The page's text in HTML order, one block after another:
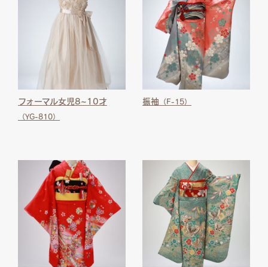
フォーマル女児8~10才
（YG-810）
振袖 （F-15）